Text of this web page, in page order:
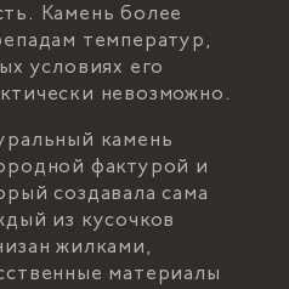
Камень более
температур,
условиях его
невозможно.
камень
фактурой и
создавала сама
из кусочков
жилками,
материалы